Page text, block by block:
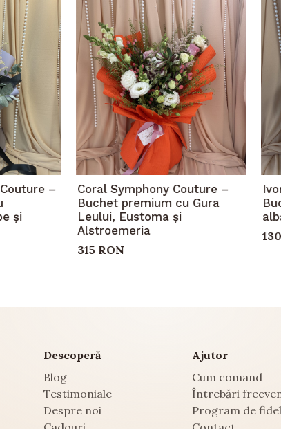
–
și
Coral Symphony Couture –
Buchet premium cu Gura
Leului, Eustoma și
Alstroemeria
315 RON
Descoperă
Blog
Testimoniale
Despre noi
Ajutor
Cum comand
Întrebări
Program de